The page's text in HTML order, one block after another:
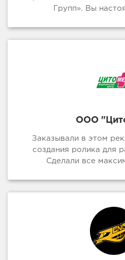
Групп». Вы
ООО
Заказывали в этом
создания ролика для
Сделали все